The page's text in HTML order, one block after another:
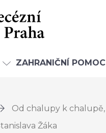
ZAHRANIČNÍ POMOC
Od chalupy k
Žáka